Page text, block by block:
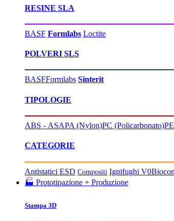
RESINE SLA
BASF Formlabs Loctite
POLVERI SLS
BASFFormlabs Sinterit
TIPOLOGIE
ABS - ASAPA (Nylon)PC (Policarbonato)
CATEGORIE
Antistatici ESD Compositi Ignifughi V0
🏭 Prototipazione + Produzione
Stampa 3D